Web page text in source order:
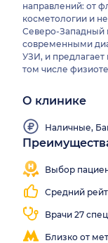
направлений: от
косметологии и
Северо-Западный
современными
УЗИ, и
том числе
О клинике
Наличные,
Выбор
Средний
Врачи 27
Близко от
Работаем
выходные